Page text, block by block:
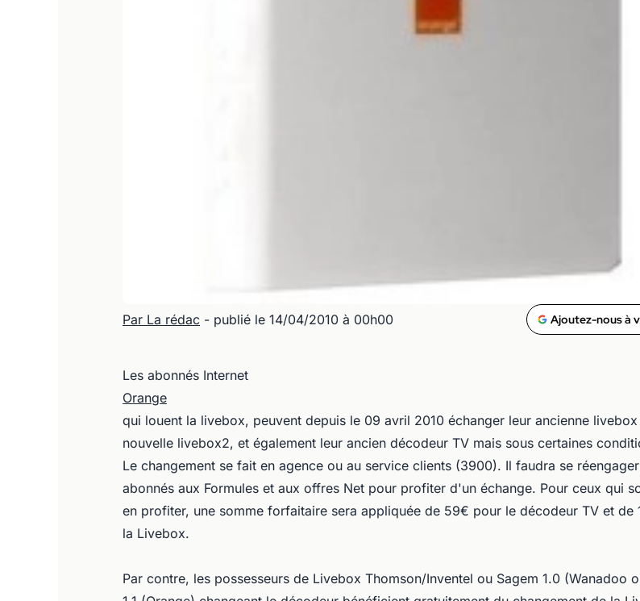
Par La rédac - publié le 14/04/2010 à 00h00 Ajoutez-nous à
Les abonnés Internet
Orange
qui louent la livebox, peuvent depuis le 09 avril 2010 échanger leur ancienne
nouvelle livebox2, et également leur ancien décodeur TV mais sous certaines
Le changement se fait en agence ou au service clients (3900). Il faudra se
abonnés aux Formules et aux offres Net pour profiter d'un échange. Pour ceux qui
en profiter, une somme forfaitaire sera appliquée de 59€ pour le décodeur TV et de
la Livebox.
Par contre, les possesseurs de Livebox Thomson/Inventel ou Sagem 1.0 (Wanadoo